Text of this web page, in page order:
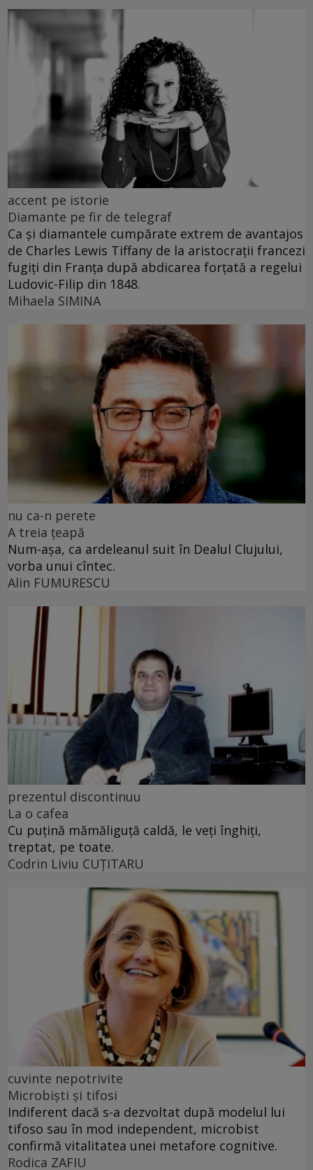
accent pe istorie
Diamante pe fir de telegraf
Ca și diamantele cumpărate extrem de avantajos
de Charles Lewis Tiffany de la aristocrații francezi
fugiți din Franța după abdicarea forțată a regelui
Ludovic-Filip din 1848.
Mihaela SIMINA
nu ca-n perete
A treia țeapă
Num-așa, ca ardeleanul suit în Dealul Clujului,
vorba unui cîntec.
Alin FUMURESCU
prezentul discontinuu
La o cafea
Cu puţină mămăliguţă caldă, le veţi înghiţi,
treptat, pe toate.
Codrin Liviu CUŢITARU
cuvinte nepotrivite
Microbiști și tifosi
Indiferent dacă s-a dezvoltat după modelul lui
tifoso sau în mod independent, microbist
confirmă vitalitatea unei metafore cognitive.
Rodica ZAFIU